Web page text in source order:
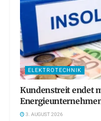
ELEKTROTECHNIK
Kundenstreit endet
3. AUGUST 2026